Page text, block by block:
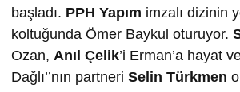
başladı. PPH Yapım imzalı dizinin
koltuğunda Ömer Baykul oturuyor.
Ozan, Anıl Çelik’i Erman’a hayat
Dağlı’’nın partneri Selin Türkmen